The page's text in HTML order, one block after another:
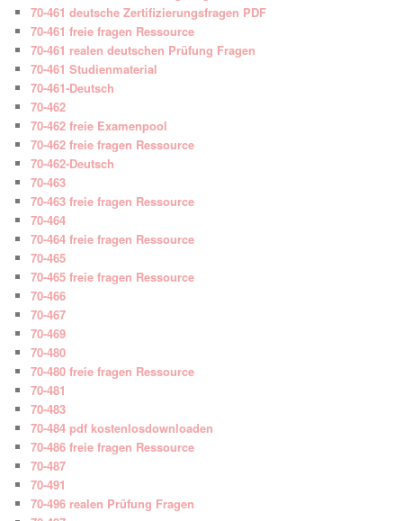
70-461 deutsche Zertifizierungsfragen PDF
70-461 freie fragen Ressource
70-461 realen deutschen Prüfung Fragen
70-461 Studienmaterial
70-461-Deutsch
70-462
70-462 freie Examenpool
70-462 freie fragen Ressource
70-462-Deutsch
70-463
70-463 freie fragen Ressource
70-464
70-464 freie fragen Ressource
70-465
70-465 freie fragen Ressource
70-466
70-467
70-469
70-480
70-480 freie fragen Ressource
70-481
70-483
70-484 pdf kostenlosdownloaden
70-486 freie fragen Ressource
70-487
70-491
70-496 realen Prüfung Fragen